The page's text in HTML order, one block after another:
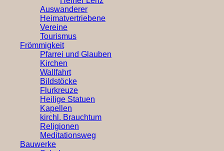
Auswanderer
Heimatvertriebene
Vereine
Tourismus
Frömmigkeit
Pfarrei und Glauben
Kirchen
Wallfahrt
Bildstöcke
Flurkreuze
Heilige Statuen
Kapellen
kirchl. Brauchtum
Religionen
Meditationsweg
Bauwerke